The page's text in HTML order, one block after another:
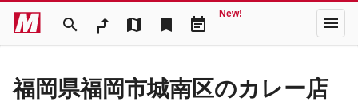
search map bookmark event_note
New! menu
福岡県福岡市城南区のカレー店